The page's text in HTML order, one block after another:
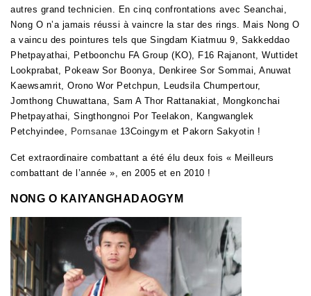
autres grand technicien. En cinq confrontations avec Seanchai,
Nong O n’a jamais réussi à vaincre la star des rings. Mais Nong O
a vaincu des pointures tels que Singdam Kiatmuu 9, Sakkeddao
Phetpayathai, Petboonchu FA Group (KO), F16 Rajanont, Wuttidet
Lookprabat, Pokeaw Sor Boonya, Denkiree Sor Sommai, Anuwat
Kaewsamrit, Orono Wor Petchpun, Leudsila Chumpertour,
Jomthong Chuwattana, Sam A Thor Rattanakiat, Mongkonchai
Phetpayathai, Singthongnoi Por Teelakon, Kangwanglek
Petchyindee,
Pornsanae 13Coingym et Pakorn Sakyotin !
Cet extraordinaire combattant a été élu deux fois « Meilleurs
combattant de l’année », en 2005 et en 2010 !
NONG O KAIYANGHADAOGYM